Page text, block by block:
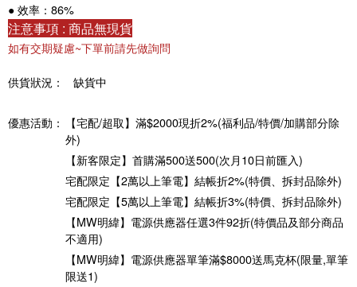
● 效率：86%
注意事項 : 商品無現貨
如有交期疑慮~下單前請先做詢問
供貨狀況： 缺貨中
優惠活動：
【宅配/超取】滿$2000現折2%(福利品/特價/加購部分除
外)
【新客限定】首購滿500送500(次月10日前匯入)
宅配限定【2萬以上筆電】結帳折2%(特價、拆封品除外)
宅配限定【5萬以上筆電】結帳折3%(特價、拆封品除外)
【MW明緯】電源供應器任選3件92折(特價品及部分商品
不適用)
【MW明緯】電源供應器單筆滿$8000送馬克杯(限量,單筆
限送1)